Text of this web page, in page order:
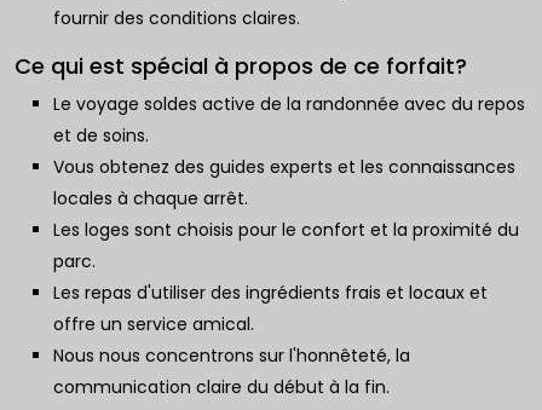
fournir des conditions claires.
Ce qui est spécial à propos de ce forfait?
Le voyage soldes active de la randonnée avec du repos
et de soins.
Vous obtenez des guides experts et les connaissances
locales à chaque arrêt.
Les loges sont choisis pour le confort et la proximité du
parc.
Les repas d'utiliser des ingrédients frais et locaux et
offre un service amical.
Nous nous concentrons sur l'honnêteté, la
communication claire du début à la fin.